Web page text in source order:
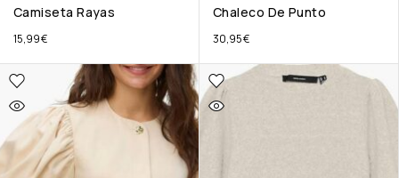
Camiseta Rayas
15,99€
Chaleco De Punto
30,95€